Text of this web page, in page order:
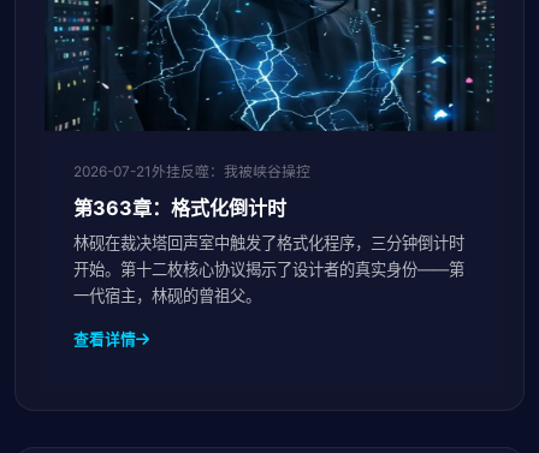
2026-07-21外挂反噬：我被峡谷操控
第363章：格式化倒计时
林砚在裁决塔回声室中触发了格式化程序，三分钟倒计时
开始。第十二枚核心协议揭示了设计者的真实身份——第
一代宿主，林砚的曾祖父。
查看详情